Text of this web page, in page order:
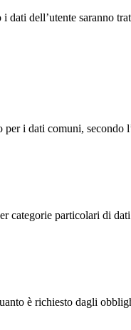
dell’utente saranno
i dati comuni, secondo
categorie particolari di
è richiesto dagli